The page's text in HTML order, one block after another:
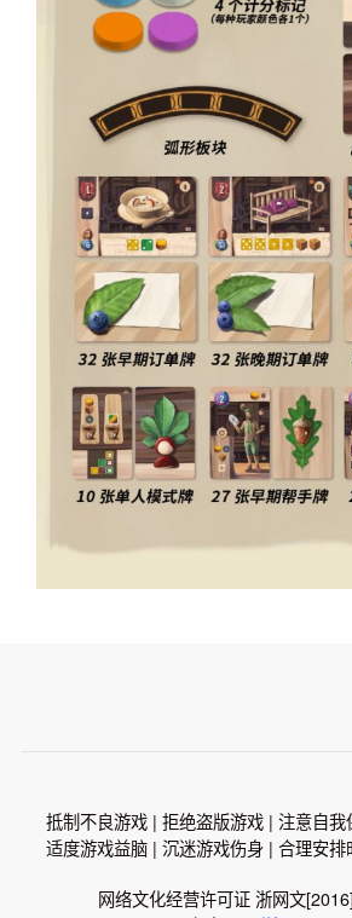
抵制不良游戏 | 拒绝盗版游戏 | 注意自
适度游戏益脑 | 沉迷游戏伤身 | 合理安
网络文化经营许可证 浙网文